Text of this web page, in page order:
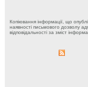
Копіювання інформації, що
наявності письмового дозволу
відповідальності за зміст